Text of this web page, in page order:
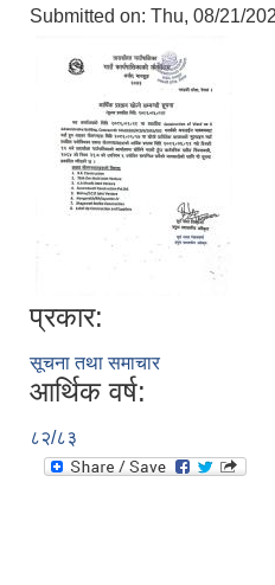
Submitted on: Thu, 08/21/
प्रकार:
सूचना तथा समाचार
आर्थिक वर्ष:
८२/८३